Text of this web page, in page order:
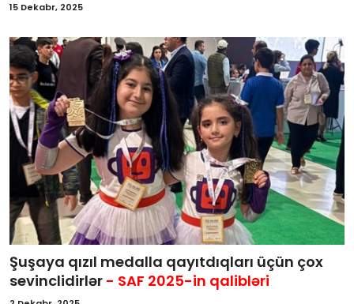
15 Dekabr, 2025
Şuşaya qızıl medalla qayıtdıqları üçün çox
sevinclidirlər - SAF 2025-in qalibləri